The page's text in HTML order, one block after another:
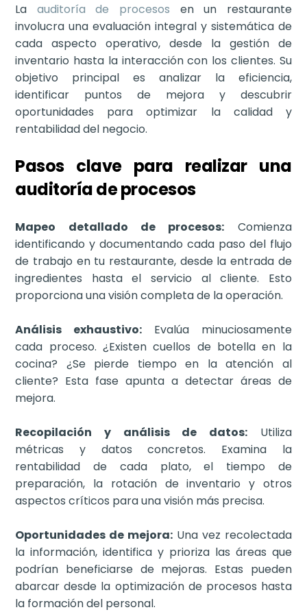
La auditoría de procesos en un restaurante
involucra una evaluación integral y sistemática de
cada aspecto operativo, desde la gestión de
inventario hasta la interacción con los clientes. Su
objetivo principal es analizar la eficiencia,
identificar puntos de mejora y descubrir
oportunidades para optimizar la calidad y
rentabilidad del negocio.
Pasos clave para realizar una
auditoría de procesos
Mapeo detallado de procesos: Comienza
identificando y documentando cada paso del flujo
de trabajo en tu restaurante, desde la entrada de
ingredientes hasta el servicio al cliente. Esto
proporciona una visión completa de la operación.
Análisis exhaustivo: Evalúa minuciosamente
cada proceso. ¿Existen cuellos de botella en la
cocina? ¿Se pierde tiempo en la atención al
cliente? Esta fase apunta a detectar áreas de
mejora.
Recopilación y análisis de datos:Utiliza
métricas y datos concretos. Examina la
rentabilidad de cada plato, el tiempo de
preparación, la rotación de inventario y otros
aspectos críticos para una visión más precisa.
Oportunidades de mejora: Una vez recolectada
la información, identifica y prioriza las áreas que
podrían beneficiarse de mejoras. Estas pueden
abarcar desde la optimización de procesos hasta
la formación del personal.